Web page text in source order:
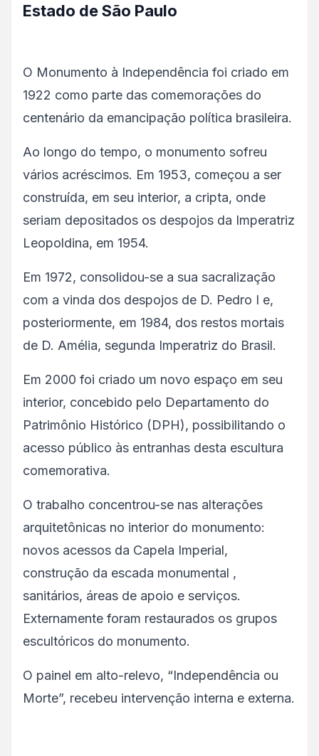
Estado de São Paulo
O Monumento à Independência foi criado em
1922 como parte das comemorações do
centenário da emancipação política brasileira.
Ao longo do tempo, o monumento sofreu
vários acréscimos. Em 1953, começou a ser
construída, em seu interior, a cripta, onde
seriam depositados os despojos da Imperatriz
Leopoldina, em 1954.
Em 1972, consolidou-se a sua sacralização
com a vinda dos despojos de D. Pedro I e,
posteriormente, em 1984, dos restos mortais
de D. Amélia, segunda Imperatriz do Brasil.
Em 2000 foi criado um novo espaço em seu
interior, concebido pelo Departamento do
Patrimônio Histórico (DPH), possibilitando o
acesso público às entranhas desta escultura
comemorativa.
O trabalho concentrou-se nas alterações
arquitetônicas no interior do monumento:
novos acessos da Capela Imperial,
construção da escada monumental ,
sanitários, áreas de apoio e serviços.
Externamente foram restaurados os grupos
escultóricos do monumento.
O painel em alto-relevo, “Independência ou
Morte”, recebeu intervenção interna e externa.